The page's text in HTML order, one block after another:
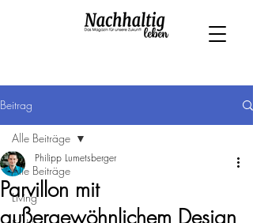
Beitrag
Alle Beiträge
Living
Alle Beiträge
Parvillon mit
außergewöhnlichem Design
Philipp Lumetsberger